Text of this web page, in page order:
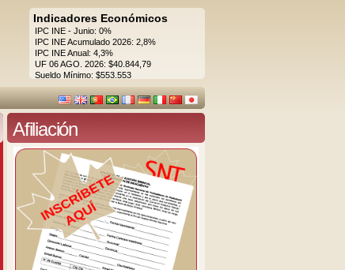
Indicadores Económicos
IPC INE - Junio: 0%
IPC INE Acumulado 2026: 2,8%
IPC INE Anual: 4,3%
UF 06 AGO. 2026: $40.844,79
Sueldo Mínimo: $553.553
Afiliación